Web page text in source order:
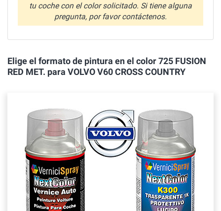
tu coche con el color solicitado. Si tiene alguna
pregunta, por favor contáctenos.
Elige el formato de pintura en el color 725 FUSION
RED MET. para VOLVO V60 CROSS COUNTRY